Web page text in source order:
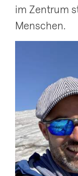
im Zentrum
Menschen.